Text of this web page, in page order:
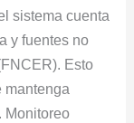
sistema cuenta
y fuentes no
Esto
mantenga
Monitoreo